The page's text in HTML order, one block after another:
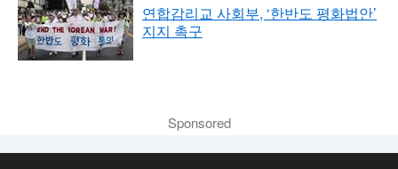
연합감리교 사회부, ‘한반도 평화법안’
지지 촉구
Sponsored